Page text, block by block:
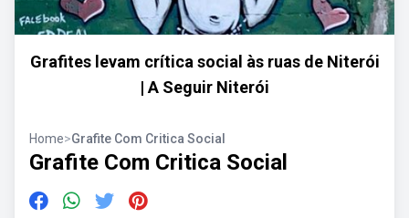
Grafites levam crítica social às ruas de Niterói
| A Seguir Niterói
Home>Grafite Com Critica Social
Grafite Com Critica Social